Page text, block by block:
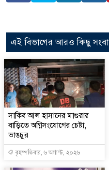
এই বিভাগের আরও কিছু
সাকিব আল হাসানের মাগুরার
বাড়িতে অগ্নিসংযোগের চেষ্টা,
ভাঙচুর
বৃহস্পতিবার, ৬ অগাস্ট, ২০২৬